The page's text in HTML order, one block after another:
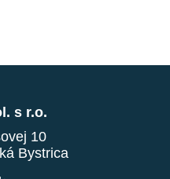
s r.o.
10
Bystrica